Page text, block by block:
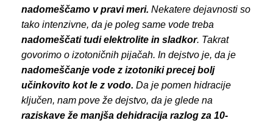
nadomeščamo v pravi meri. Nekatere dejavnosti so
tako intenzivne, da je poleg same vode treba
nadomeščati tudi elektrolite in sladkor. Takrat
govorimo o izotoničnih pijačah. In dejstvo je, da je
nadomeščanje vode z izotoniki precej bolj
učinkovito kot le z vodo. Da je pomen hidracije
ključen, nam pove že dejstvo, da je glede na
raziskave že manjša dehidracija razlog za 10-